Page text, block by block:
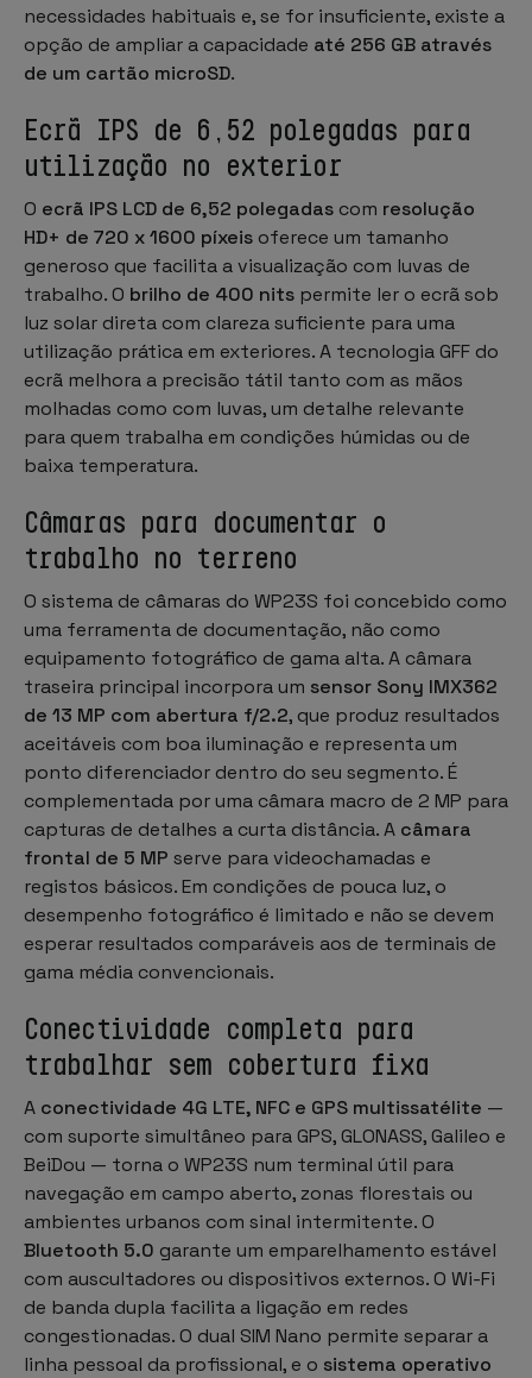
necessidades habituais e, se for insuficiente, existe a
opção de ampliar a capacidade até 256 GB através
de um cartão microSD.
Ecrã IPS de 6,52 polegadas para
utilização no exterior
O ecrã IPS LCD de 6,52 polegadas com resolução
HD+ de 720 x 1600 píxeis oferece um tamanho
generoso que facilita a visualização com luvas de
trabalho. O brilho de 400 nits permite ler o ecrã sob
luz solar direta com clareza suficiente para uma
utilização prática em exteriores. A tecnologia GFF do
ecrã melhora a precisão tátil tanto com as mãos
molhadas como com luvas, um detalhe relevante
para quem trabalha em condições húmidas ou de
baixa temperatura.
Câmaras para documentar o
trabalho no terreno
O sistema de câmaras do WP23S foi concebido como
uma ferramenta de documentação, não como
equipamento fotográfico de gama alta. A câmara
traseira principal incorpora um sensor Sony IMX362
de 13 MP com abertura f/2.2, que produz resultados
aceitáveis com boa iluminação e representa um
ponto diferenciador dentro do seu segmento. É
complementada por uma câmara macro de 2 MP para
capturas de detalhes a curta distância. A câmara
frontal de 5 MP serve para videochamadas e
registos básicos. Em condições de pouca luz, o
desempenho fotográfico é limitado e não se devem
esperar resultados comparáveis aos de terminais de
gama média convencionais.
Conectividade completa para
trabalhar sem cobertura fixa
A conectividade 4G LTE, NFC e GPS multissatélite —
com suporte simultâneo para GPS, GLONASS, Galileo e
BeiDou — torna o WP23S num terminal útil para
navegação em campo aberto, zonas florestais ou
ambientes urbanos com sinal intermitente. O
Bluetooth 5.0 garante um emparelhamento estável
com auscultadores ou dispositivos externos. O Wi-Fi
de banda dupla facilita a ligação em redes
congestionadas. O dual SIM Nano permite separar a
linha pessoal da profissional, e o sistema operativo